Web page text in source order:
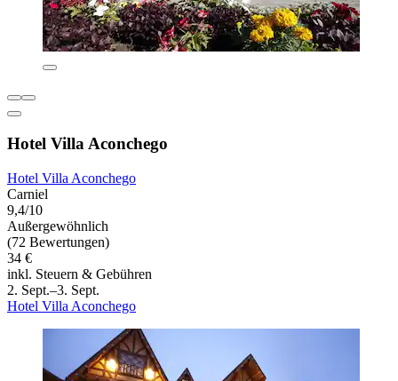
Hotel Villa Aconchego
Hotel Villa Aconchego
Carniel
9,4/10
Außergewöhnlich
(72 Bewertungen)
34 €
inkl. Steuern & Gebühren
2. Sept.–3. Sept.
Hotel Villa Aconchego